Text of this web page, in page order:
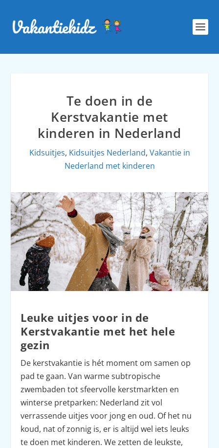
Te doen in de
Kerstvakantie met
kinderen in Nederland
Kidsuitjes, Kidsuitjes Nederland, Vakantie in
Nederland met kinderen
Leuke uitjes voor in de
Kerstvakantie met het hele
gezin
De kerstvakantie is hét moment om samen op
pad te gaan. Van warme subtropische
zwembaden tot sfeervolle kerstmarkten en
winterse pretparken: Nederland zit vol
verrassende uitjes voor jong en oud. Of het nu
koud, nat of zonnig is, er is altijd wel iets leuks
te doen met kinderen. We zetten de leukste,